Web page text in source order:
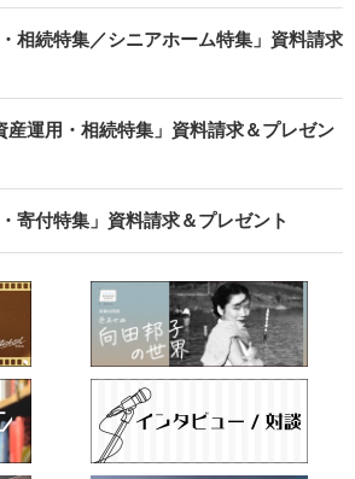
相続特集／シニアホーム特集」資料請求
産運用・相続特集」資料請求＆プレゼン
寄付特集」資料請求＆プレゼント